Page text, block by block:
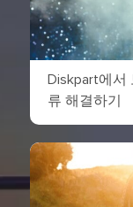
Diskpart에서
류 해결하기